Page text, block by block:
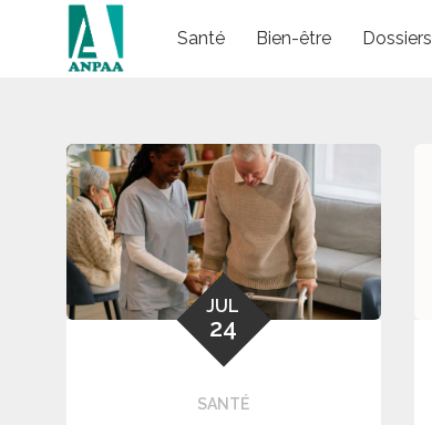
Santé Bien-être Dossiers
JUL
24
SANTÉ